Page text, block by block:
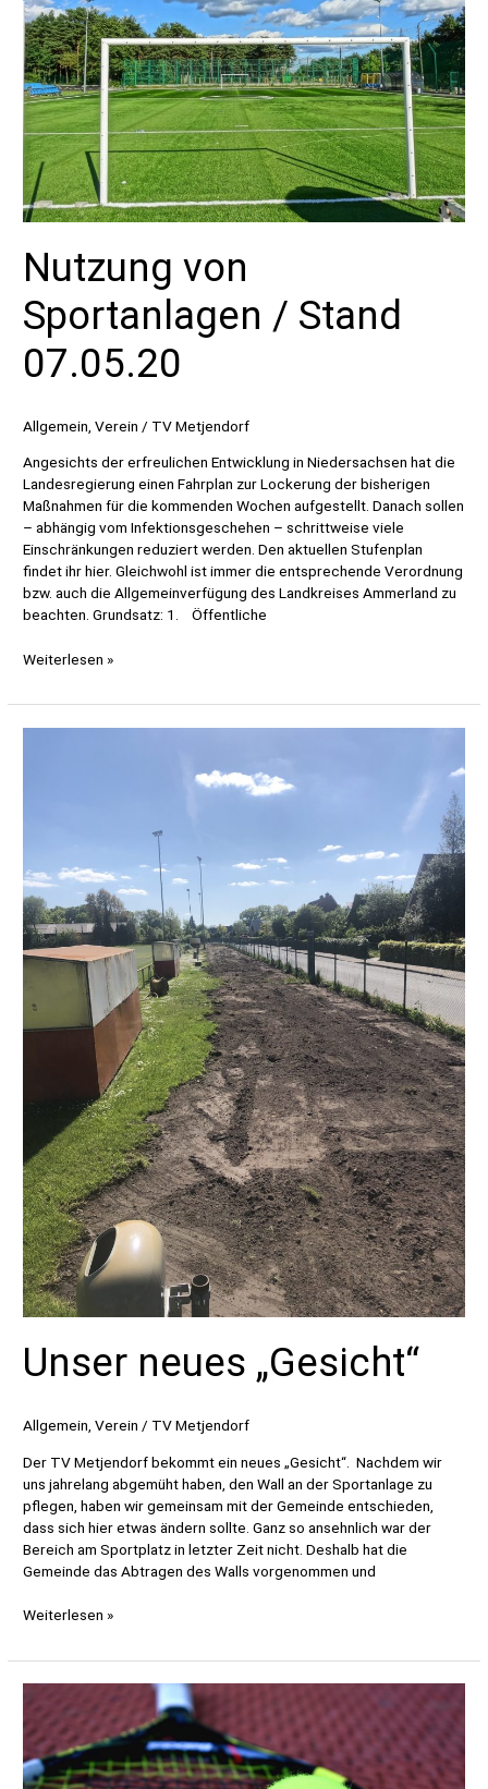
Nutzung von
Sportanlagen / Stand
07.05.20
Allgemein ,Verein / TV Metjendorf
Angesichts der erfreulichen Entwicklung in Niedersachsen hat die
Landesregierung einen Fahrplan zur Lockerung der bisherigen
Maßnahmen für die kommenden Wochen aufgestellt. Danach sollen
– abhängig vom Infektionsgeschehen – schrittweise viele
Einschränkungen reduziert werden. Den aktuellen Stufenplan
findet ihr hier. Gleichwohl ist immer die entsprechende Verordnung
bzw. auch die Allgemeinverfügung des Landkreises Ammerland zu
beachten. Grundsatz: 1. Öffentliche
Nutzung
Sportanlagen
Weiterlesen »
Unser neues „Gesicht“
Allgemein ,Verein / TV Metjendorf
Der TV Metjendorf bekommt ein neues „Gesicht“. Nachdem wir
uns jahrelang abgemüht haben, den Wall an der Sportanlage zu
pflegen, haben wir gemeinsam mit der Gemeinde entschieden,
dass sich hier etwas ändern sollte. Ganz so ansehnlich war der
Bereich am Sportplatz in letzter Zeit nicht. Deshalb hat die
Gemeinde das Abtragen des Walls vorgenommen und
Unser
„Gesicht“
Weiterlesen »